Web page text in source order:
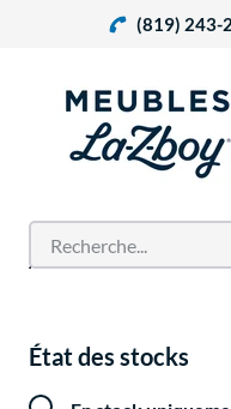
(819) 243-
Accueil Produits
État des stocks